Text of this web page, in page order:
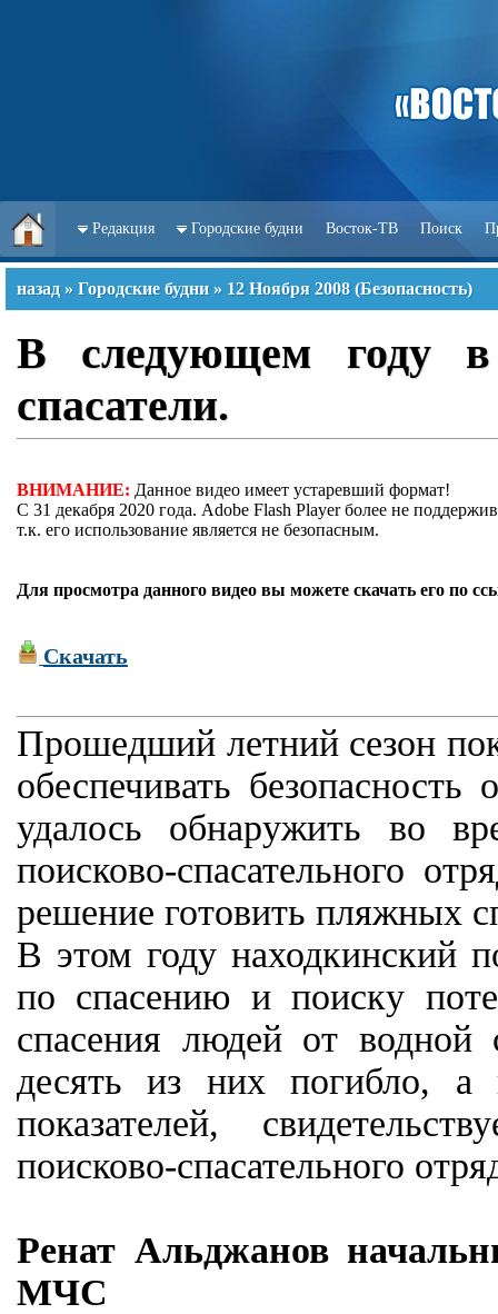
Редакция Городские будни Восток-ТВ Поиск
назад » Городские будни » 12 Ноября 2008 (Безопасность)
В следующем году в
спасатели.
ВНИМАНИЕ: Данное видео имеет устаревший формат!
С 31 декабря 2020 года. Adobe Flash Player более не
т.к. его использование является не безопасным.
Для просмотра данного видео вы можете скачать его по
Скачать
Прошедший летний сезон
обеспечивать
удалось обнаружить во
поисково-спасательного
решение готовить пляжных
В этом году находкинский
по спасению и поиску
спасения людей от водной
десять из них погибло,
показателей,
поисково-спасательного
Ренат Альджанов
МЧС